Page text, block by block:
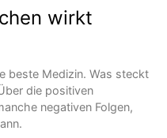
wirkt
beste Medizin. Was steckt
die positiven
negativen Folgen,